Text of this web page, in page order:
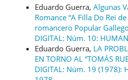
Eduardo Guerra, Algunas
Romance “A Filla Do Rei
romancero Popular
DIGITAL: Núm. 10:
Eduardo Guerra, LA
EN TORNO AL “TOMÁS
DIGITAL: Núm. 19 (1978):